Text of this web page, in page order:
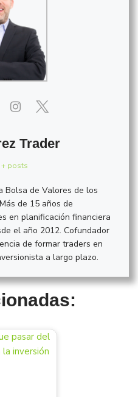
Trader
+ posts
Bolsa de Valores de los
de 15 años de
en planificación financiera
el año 2012. Cofundador
de formar traders en
a largo plazo.